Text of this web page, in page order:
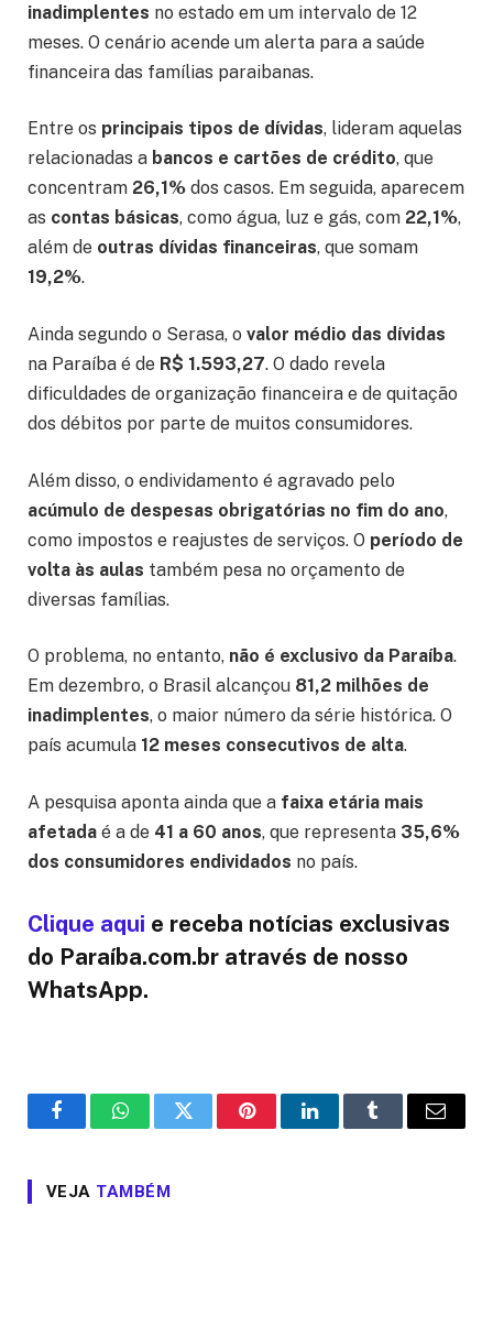
inadimplentes no estado em um intervalo de 12
meses. O cenário acende um alerta para a saúde
financeira das famílias paraibanas.
Entre os principais tipos de dívidas, lideram aquelas
relacionadas a bancos e cartões de crédito, que
concentram 26,1% dos casos. Em seguida, aparecem
as contas básicas, como água, luz e gás, com 22,1%,
além de outras dívidas financeiras, que somam
19,2%.
Ainda segundo o Serasa, o valor médio das dívidas
na Paraíba é de R$ 1.593,27. O dado revela
dificuldades de organização financeira e de quitação
dos débitos por parte de muitos consumidores.
Além disso, o endividamento é agravado pelo
acúmulo de despesas obrigatórias no fim do ano,
como impostos e reajustes de serviços. O período de
volta às aulas também pesa no orçamento de
diversas famílias.
O problema, no entanto, não é exclusivo da Paraíba.
Em dezembro, o Brasil alcançou 81,2 milhões de
inadimplentes, o maior número da série histórica. O
país acumula 12 meses consecutivos de alta.
A pesquisa aponta ainda que a faixa etária mais
afetada é a de 41 a 60 anos, que representa 35,6%
dos consumidores endividados no país.
Clique aqui e receba notícias exclusivas
do Paraíba.com.br através de nosso
WhatsApp.
FacebookWhatsAppTwitter PinterestLinkedInTumblr Email
VEJA TAMBÉM